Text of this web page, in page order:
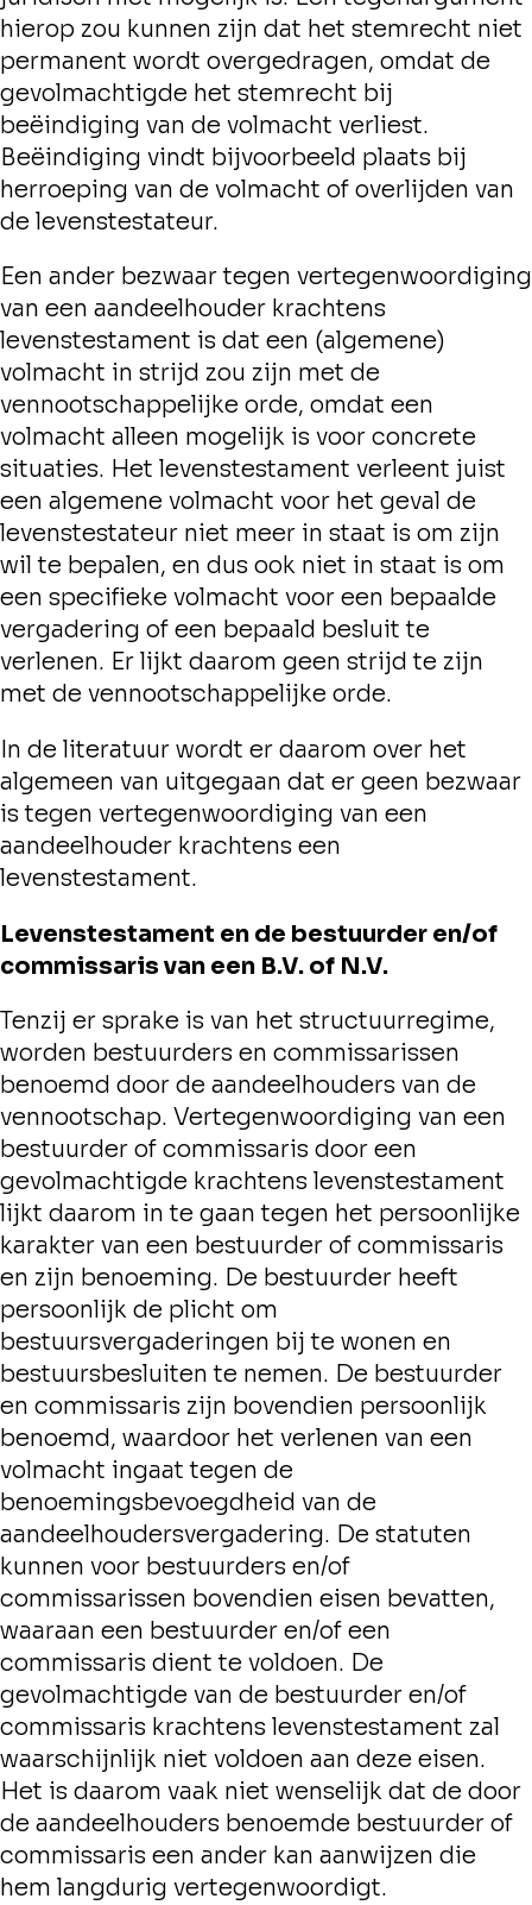
hierop zou kunnen zijn dat het stemrecht niet
permanent wordt overgedragen, omdat de
gevolmachtigde het stemrecht bij
beëindiging van de volmacht verliest.
Beëindiging vindt bijvoorbeeld plaats bij
herroeping van de volmacht of overlijden van
de levenstestateur.
Een ander bezwaar tegen vertegenwoordiging
van een aandeelhouder krachtens
levenstestament is dat een (algemene)
volmacht in strijd zou zijn met de
vennootschappelijke orde, omdat een
volmacht alleen mogelijk is voor concrete
situaties. Het levenstestament verleent juist
een algemene volmacht voor het geval de
levenstestateur niet meer in staat is om zijn
wil te bepalen, en dus ook niet in staat is om
een specifieke volmacht voor een bepaalde
vergadering of een bepaald besluit te
verlenen. Er lijkt daarom geen strijd te zijn
met de vennootschappelijke orde.
In de literatuur wordt er daarom over het
algemeen van uitgegaan dat er geen bezwaar
is tegen vertegenwoordiging van een
aandeelhouder krachtens een
levenstestament.
Levenstestament en de bestuurder en/of
commissaris van een B.V. of N.V.
Tenzij er sprake is van het structuurregime,
worden bestuurders en commissarissen
benoemd door de aandeelhouders van de
vennootschap. Vertegenwoordiging van een
bestuurder of commissaris door een
gevolmachtigde krachtens levenstestament
lijkt daarom in te gaan tegen het persoonlijke
karakter van een bestuurder of commissaris
en zijn benoeming. De bestuurder heeft
persoonlijk de plicht om
bestuursvergaderingen bij te wonen en
bestuursbesluiten te nemen. De bestuurder
en commissaris zijn bovendien persoonlijk
benoemd, waardoor het verlenen van een
volmacht ingaat tegen de
benoemingsbevoegdheid van de
aandeelhoudersvergadering. De statuten
kunnen voor bestuurders en/of
commissarissen bovendien eisen bevatten,
waaraan een bestuurder en/of een
commissaris dient te voldoen. De
gevolmachtigde van de bestuurder en/of
commissaris krachtens levenstestament zal
waarschijnlijk niet voldoen aan deze eisen.
Het is daarom vaak niet wenselijk dat de door
de aandeelhouders benoemde bestuurder of
commissaris een ander kan aanwijzen die
hem langdurig vertegenwoordigt.